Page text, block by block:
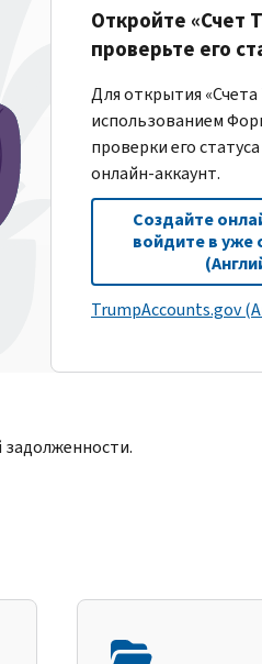
Откройте «Счет
проверьте его
Для открытия «Счета
использованием
проверки его
онлайн-аккаунт.
Создайте
войдите в
TrumpAccounts.gov
задолженности.